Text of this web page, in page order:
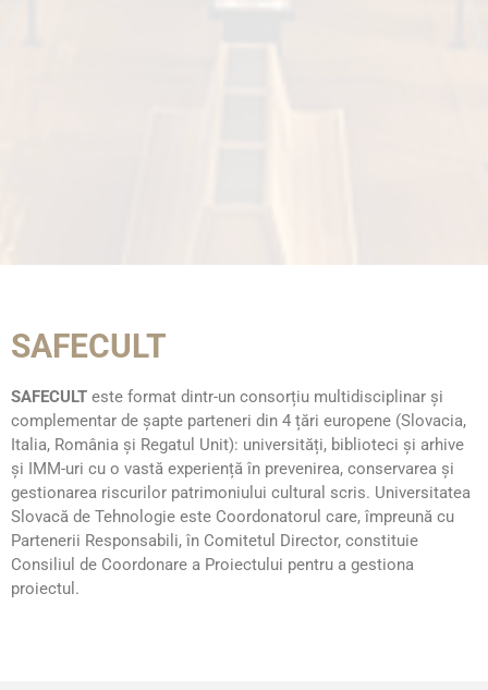
SAFECULT
SAFECULT este format dintr-un consorțiu multidisciplinar şi
complementar de şapte parteneri din 4 țări europene (Slovacia,
Italia, România şi Regatul Unit): universități, biblioteci şi arhive
şi IMM-uri cu o vastă experiență în prevenirea, conservarea şi
gestionarea riscurilor patrimoniului cultural scris. Universitatea
Slovacă de Tehnologie este Coordonatorul care, împreună cu
Partenerii Responsabili, în Comitetul Director, constituie
Consiliul de Coordonare a Proiectului pentru a gestiona
proiectul.